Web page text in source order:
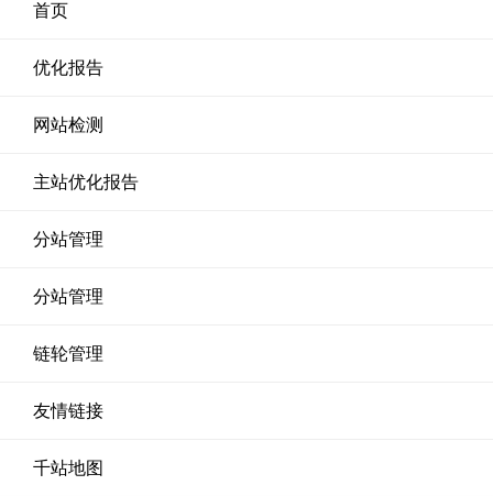
首页
优化报告
网站检测
主站优化报告
分站管理
分站管理
链轮管理
友情链接
千站地图